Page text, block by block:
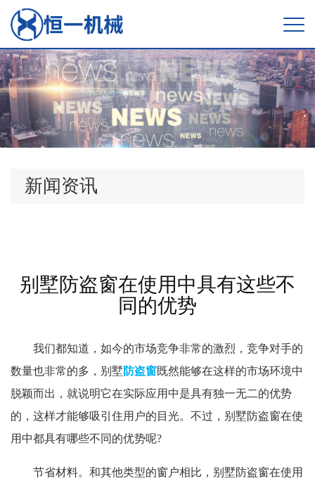
新闻资讯
别墅防盗窗在使用中具有这些不
同的优势
我们都知道，如今的市场竞争非常的激烈，竞争对手的
数量也非常的多，别墅 防盗窗既然能够在这样的市场环境中
脱颖而出，就说明它在实际应用中是具有独一无二的优势
的，这样才能够吸引住用户的目光。不过，别墅防盗窗在使
用中都具有哪些不同的优势呢?
节省材料。和其他类型的窗户相比，别墅防盗窗在使用